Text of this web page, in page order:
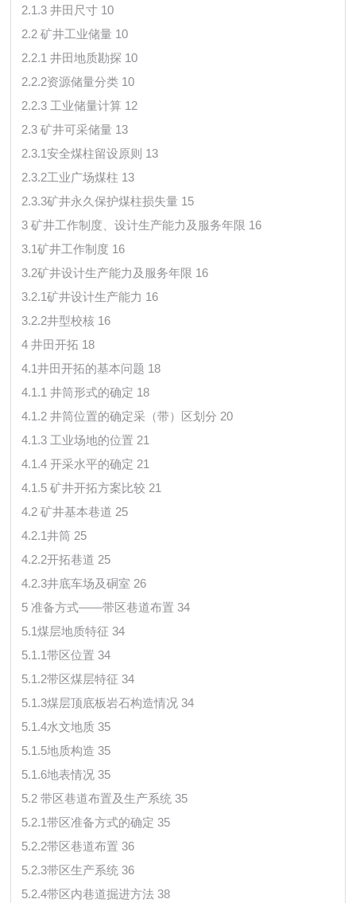
2.1.3 井田尺寸 10
2.2 矿井工业储量 10
2.2.1 井田地质勘探 10
2.2.2资源储量分类 10
2.2.3 工业储量计算 12
2.3 矿井可采储量 13
2.3.1安全煤柱留设原则 13
2.3.2工业广场煤柱 13
2.3.3矿井永久保护煤柱损失量 15
3 矿井工作制度、设计生产能力及服务年限 16
3.1矿井工作制度 16
3.2矿井设计生产能力及服务年限 16
3.2.1矿井设计生产能力 16
3.2.2井型校核 16
4 井田开拓 18
4.1井田开拓的基本问题 18
4.1.1 井筒形式的确定 18
4.1.2 井筒位置的确定采（带）区划分 20
4.1.3 工业场地的位置 21
4.1.4 开采水平的确定 21
4.1.5 矿井开拓方案比较 21
4.2 矿井基本巷道 25
4.2.1井筒 25
4.2.2开拓巷道 25
4.2.3井底车场及硐室 26
5 准备方式——带区巷道布置 34
5.1煤层地质特征 34
5.1.1带区位置 34
5.1.2带区煤层特征 34
5.1.3煤层顶底板岩石构造情况 34
5.1.4水文地质 35
5.1.5地质构造 35
5.1.6地表情况 35
5.2 带区巷道布置及生产系统 35
5.2.1带区准备方式的确定 35
5.2.2带区巷道布置 36
5.2.3带区生产系统 36
5.2.4带区内巷道掘进方法 38